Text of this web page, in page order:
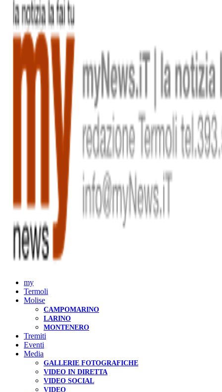
my
Termoli
Molise
CAMPOMARINO
LARINO
MONTENERO
Tremiti
Eventi
Media
GALLERIE FOTOGRAFICHE
VIDEO IN DIRETTA
VIDEO SOCIAL
VIDEO